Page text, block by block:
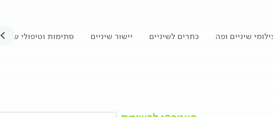
שיניים ופה כתרים לשיניים יישור שיניים סתימות וטיפולי שיניים